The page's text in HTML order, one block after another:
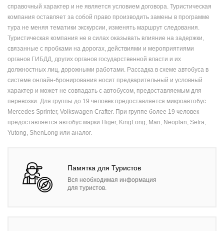
справочный характер и не является условием договора. Туристическая
компания оставляет за собой право производить замены в программе
тура не меняя тематики экскурсии, изменять маршрут следования.
Туристическая компания не в силах оказывать влияние на задержки,
связанные с пробками на дорогах, действиями и мероприятиями
органов ГИБДД, других органов государственной власти и их
должностных лиц, дорожными работами. Рассадка в схеме автобуса в
системе онлайн-бронирования носит предварительный и условный
характер и может не совпадать с автобусом, предоставляемым для
перевозки. Для группы до 19 человек предоставляется микроавтобус
Mercedes Sprinter, Volkswagen Crafter. При группе более 19 человек
предоставляется автобус марки Higer, KingLong, Man, Neoplan, Setra,
Yutong, ShenLong или аналог.
Памятка для Туристов
Вся необходимая информация
для туристов.